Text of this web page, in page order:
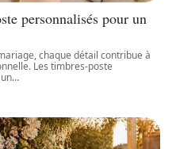
personnalisés pour un
chaque détail contribue à
Les timbres-poste
…